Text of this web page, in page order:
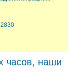
часов, наши